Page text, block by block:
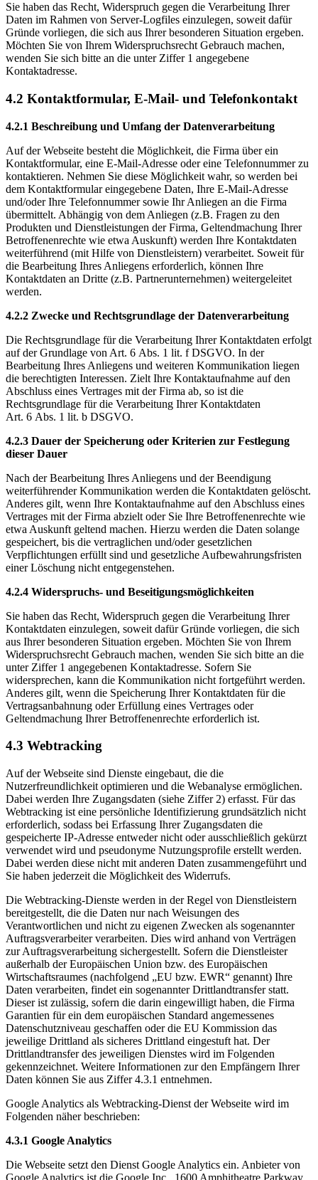
Sie haben das Recht, Widerspruch gegen die Verarbeitung Ihrer
Daten im Rahmen von Server-Logfiles einzulegen, soweit dafür
Gründe vorliegen, die sich aus Ihrer besonderen Situation ergeben.
Möchten Sie von Ihrem Widerspruchsrecht Gebrauch machen,
wenden Sie sich bitte an die unter Ziffer 1 angegebene
Kontaktadresse.
4.2 Kontaktformular, E-Mail- und Telefonkontakt
4.2.1 Beschreibung und Umfang der Datenverarbeitung
Auf der Webseite besteht die Möglichkeit, die Firma über ein
Kontaktformular, eine E-Mail-Adresse oder eine Telefonnummer zu
kontaktieren. Nehmen Sie diese Möglichkeit wahr, so werden bei
dem Kontaktformular eingegebene Daten, Ihre E-Mail-Adresse
und/oder Ihre Telefonnummer sowie Ihr Anliegen an die Firma
übermittelt. Abhängig von dem Anliegen (z.B. Fragen zu den
Produkten und Dienstleistungen der Firma, Geltendmachung Ihrer
Betroffenenrechte wie etwa Auskunft) werden Ihre Kontaktdaten
weiterführend (mit Hilfe von Dienstleistern) verarbeitet. Soweit für
die Bearbeitung Ihres Anliegens erforderlich, können Ihre
Kontaktdaten an Dritte (z.B. Partnerunternehmen) weitergeleitet
werden.
4.2.2 Zwecke und Rechtsgrundlage der Datenverarbeitung
Die Rechtsgrundlage für die Verarbeitung Ihrer Kontaktdaten erfolgt
auf der Grundlage von Art. 6 Abs. 1 lit. f DSGVO. In der
Bearbeitung Ihres Anliegens und weiteren Kommunikation liegen
die berechtigten Interessen. Zielt Ihre Kontaktaufnahme auf den
Abschluss eines Vertrages mit der Firma ab, so ist die
Rechtsgrundlage für die Verarbeitung Ihrer Kontaktdaten
Art. 6 Abs. 1 lit. b DSGVO.
4.2.3 Dauer der Speicherung oder Kriterien zur Festlegung
dieser Dauer
Nach der Bearbeitung Ihres Anliegens und der Beendigung
weiterführender Kommunikation werden die Kontaktdaten gelöscht.
Anderes gilt, wenn Ihre Kontaktaufnahme auf den Abschluss eines
Vertrages mit der Firma abzielt oder Sie Ihre Betroffenenrechte wie
etwa Auskunft geltend machen. Hierzu werden die Daten solange
gespeichert, bis die vertraglichen und/oder gesetzlichen
Verpflichtungen erfüllt sind und gesetzliche Aufbewahrungsfristen
einer Löschung nicht entgegenstehen.
4.2.4 Widerspruchs- und Beseitigungsmöglichkeiten
Sie haben das Recht, Widerspruch gegen die Verarbeitung Ihrer
Kontaktdaten einzulegen, soweit dafür Gründe vorliegen, die sich
aus Ihrer besonderen Situation ergeben. Möchten Sie von Ihrem
Widerspruchsrecht Gebrauch machen, wenden Sie sich bitte an die
unter Ziffer 1 angegebenen Kontaktadresse. Sofern Sie
widersprechen, kann die Kommunikation nicht fortgeführt werden.
Anderes gilt, wenn die Speicherung Ihrer Kontaktdaten für die
Vertragsanbahnung oder Erfüllung eines Vertrages oder
Geltendmachung Ihrer Betroffenenrechte erforderlich ist.
4.3 Webtracking
Auf der Webseite sind Dienste eingebaut, die die
Nutzerfreundlichkeit optimieren und die Webanalyse ermöglichen.
Dabei werden Ihre Zugangsdaten (siehe Ziffer 2) erfasst. Für das
Webtracking ist eine persönliche Identifizierung grundsätzlich nicht
erforderlich, sodass bei Erfassung Ihrer Zugangsdaten die
gespeicherte IP-Adresse entweder nicht oder ausschließlich gekürzt
verwendet wird und pseudonyme Nutzungsprofile erstellt werden.
Dabei werden diese nicht mit anderen Daten zusammengeführt und
Sie haben jederzeit die Möglichkeit des Widerrufs.
Die Webtracking-Dienste werden in der Regel von Dienstleistern
bereitgestellt, die die Daten nur nach Weisungen des
Verantwortlichen und nicht zu eigenen Zwecken als sogenannter
Auftragsverarbeiter verarbeiten. Dies wird anhand von Verträgen
zur Auftragsverarbeitung sichergestellt. Sofern die Dienstleister
außerhalb der Europäischen Union bzw. des Europäischen
Wirtschaftsraumes (nachfolgend „EU bzw. EWR“ genannt) Ihre
Daten verarbeiten, findet ein sogenannter Drittlandtransfer statt.
Dieser ist zulässig, sofern die darin eingewilligt haben, die Firma
Garantien für ein dem europäischen Standard angemessenes
Datenschutzniveau geschaffen oder die EU Kommission das
jeweilige Drittland als sicheres Drittland eingestuft hat. Der
Drittlandtransfer des jeweiligen Dienstes wird im Folgenden
gekennzeichnet. Weitere Informationen zur den Empfängern Ihrer
Daten können Sie aus Ziffer 4.3.1 entnehmen.
Google Analytics als Webtracking-Dienst der Webseite wird im
Folgenden näher beschrieben:
4.3.1 Google Analytics
Die Webseite setzt den Dienst Google Analytics ein. Anbieter von
Google Analytics ist die Google Inc., 1600 Amphitheatre Parkway,